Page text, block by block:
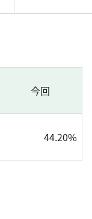
今回
44.20%